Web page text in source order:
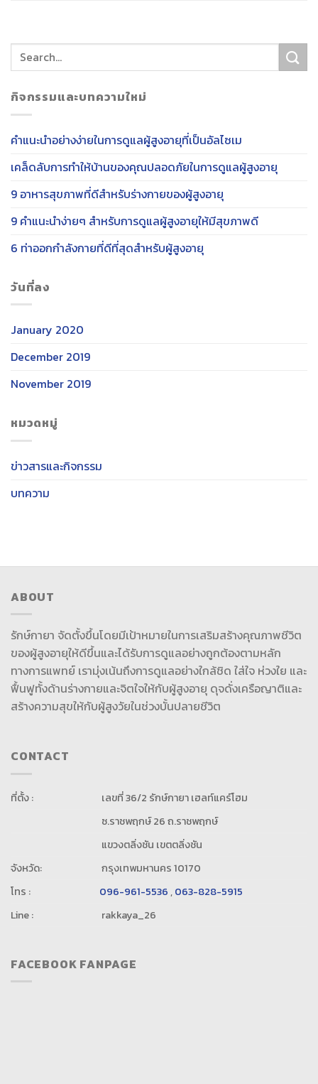
กิจกรรมและบทความใหม่
คำแนะนำอย่างง่ายในการดูแลผู้สูงอายุที่เป็นอัลไซเม
เคล็ดลับการทำให้บ้านของคุณปลอดภัยในการดูแลผู้สูงอายุ
9 อาหารสุขภาพที่ดีสำหรับร่างกายของผู้สูงอายุ
9 คำแนะนำง่ายๆ สำหรับการดูแลผู้สูงอายุให้มีสุขภาพดี
6 ท่าออกกำลังกายที่ดีที่สุดสำหรับผู้สูงอายุ
วันที่ลง
January 2020
December 2019
November 2019
หมวดหมู่
ข่าวสารและกิจกรรม
บทความ
ABOUT
รักษ์กายา จัดตั้งขึ้นโดยมีเป้าหมายในการเสริมสร้างคุณภาพชีวิต
ของผู้สูงอายุให้ดีขึ้นและได้รับการดูแลอย่างถูกต้องตามหลัก
ทางการแพทย์ เรามุ่งเน้นถึงการดูแลอย่างใกล้ชิด ใส่ใจ ห่วงใย และ
ฟื้นฟูทั้งด้านร่างกายและจิตใจให้กับผู้สูงอายุ ดุจดั่งเครือญาติและ
สร้างความสุขให้กับผู้สูงวัยในช่วงบั้นปลายชีวิต
CONTACT
ที่ตั้ง :
เลขที่ 36/2 รักษ์กายา เฮลท์แคร์โฮม
ซ.ราชพฤกษ์ 26 ถ.ราชพฤกษ์
แขวงตลิ่งชัน เขตตลิ่งชัน
จังหวัด:
กรุงเทพมหานคร 10170
โทร :
096-961-5536 ,063-828-5915
Line :
rakkaya_26
FACEBOOK FANPAGE